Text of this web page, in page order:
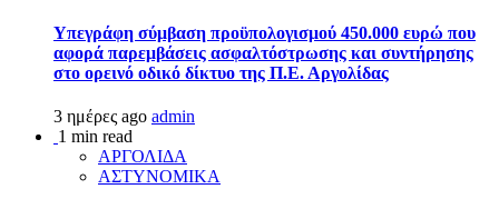
Υπεγράφη σύμβαση προϋπολογισμού 450.000 ευρώ που
αφορά παρεμβάσεις ασφαλτόστρωσης και συντήρησης
στο ορεινό οδικό δίκτυο της Π.Ε. Αργολίδας
3 ημέρες ago admin
1 min read
ΑΡΓΟΛΙΔΑ
ΑΣΤΥΝΟΜΙΚΑ